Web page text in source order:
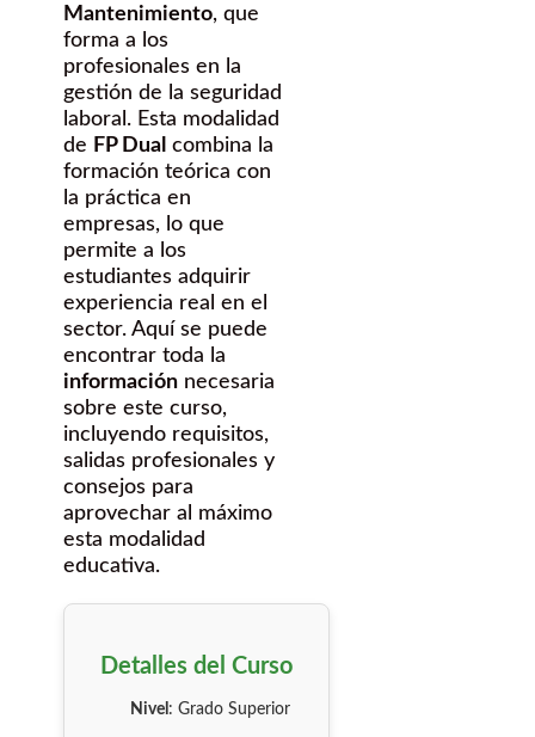
Mantenimiento, que
forma a los
profesionales en la
gestión de la seguridad
laboral. Esta modalidad
de FP Dual combina la
formación teórica con
la práctica en
empresas, lo que
permite a los
estudiantes adquirir
experiencia real en el
sector. Aquí se puede
encontrar toda la
información necesaria
sobre este curso,
incluyendo requisitos,
salidas profesionales y
consejos para
aprovechar al máximo
esta modalidad
educativa.
Detalles del Curso
Nivel : Grado Superior